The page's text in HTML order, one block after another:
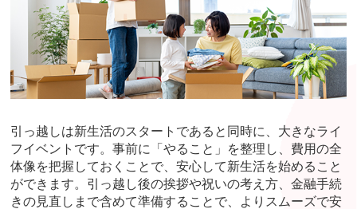
引っ越しは新生活のスタートであると同時に、大きなライ
フイベントです。事前に「やること」を整理し、費用の全
体像を把握しておくことで、安心して新生活を始めること
ができます。引っ越し後の挨拶や祝いの考え方、金融手続
きの見直しまで含めて準備することで、よりスムーズで安